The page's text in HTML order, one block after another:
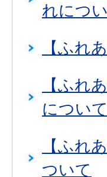
れにつ
【ふれ
【ふれ
について
【ふれ
ついて